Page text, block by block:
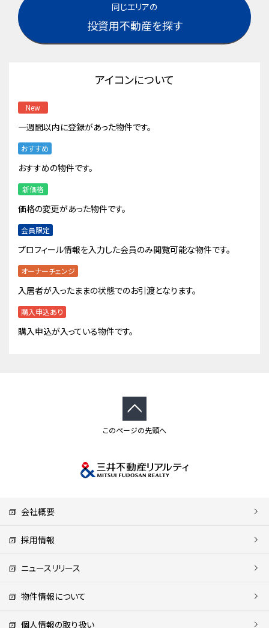
同じエリアの
投資用不動産を探す
アイコンについて
New
一週間以内に登録があった物件です。
おすすめ
おすすめの物件です。
新価格
価格の変更があった物件です。
会員限定
プロフィール情報を入力した会員のみ閲覧可能な物件です。
オーナーチェンジ
入居者が入ったままの状態でのお引渡となります。
購入申込あり
購入申込が入っている物件です。
このページの先頭へ
会社概要
採用情報
ニュースリリース
物件情報について
個人情報の取り扱い